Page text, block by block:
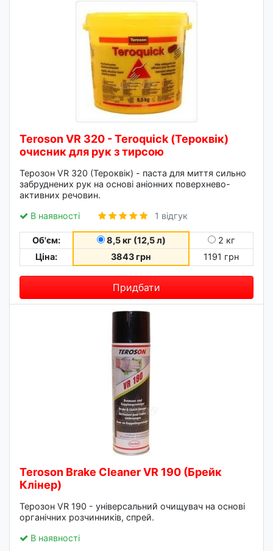
Teroson VR 320 - Teroquick (Тероквік)
очисник для рук з тирсою
Терозон VR 320 (Тероквік) - паста для миття сильно
забруднених рук на основі аніонних поверхнево-
активних речовин.
В наявності
1 відгук
Об'єм: 8,5 кг (12,5 л)
2 кг
Ціна:
3843 грн 1191 грн
Придбати
Teroson Brake Cleaner VR 190 (Брейк
Клінер)
Терозон VR 190 - універсальний очищувач на основі
органічних розчинників, спрей.
В наявності